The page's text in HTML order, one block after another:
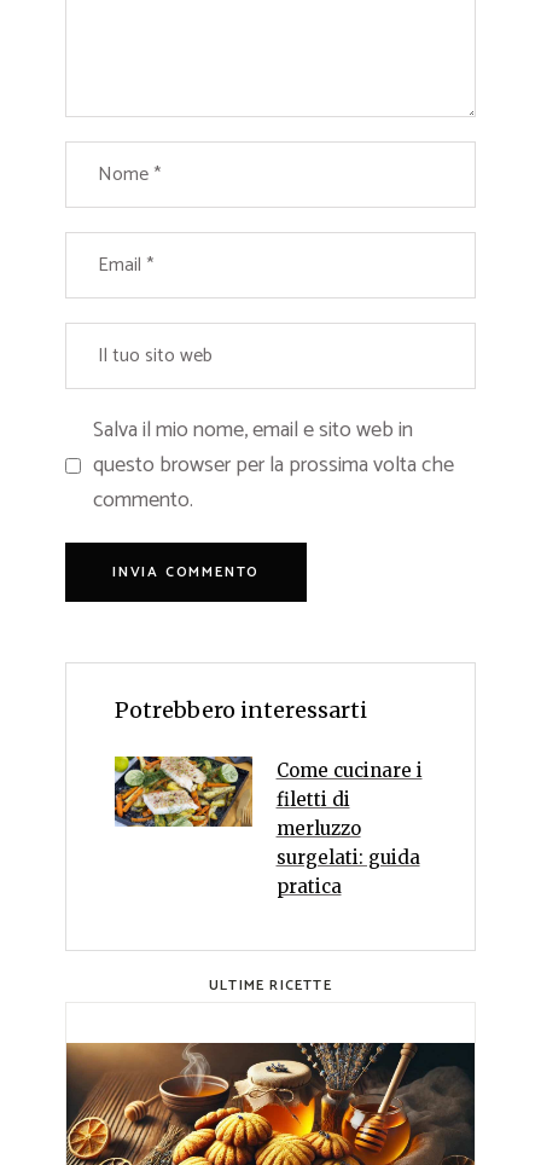
Salva il mio nome, email e sito web in
questo browser per la prossima volta che
commento.
Potrebbero interessarti
Come cucinare i
filetti di
merluzzo
surgelati: guida
pratica
ULTIME RICETTE